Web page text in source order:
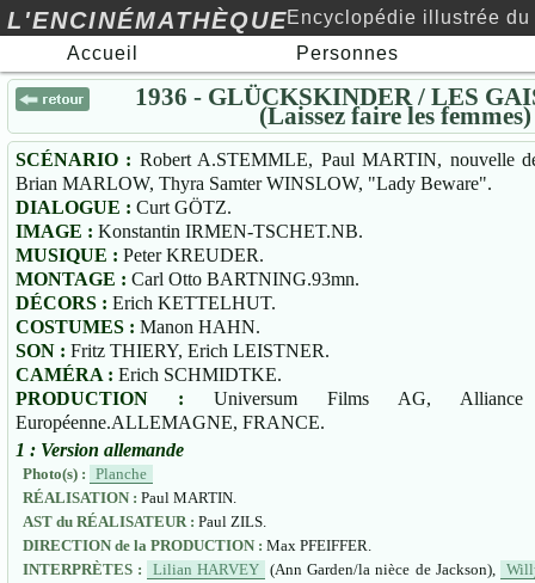
L'ENCINÉMATHÈQUEEncyclopédie illustrée du
cinéma au xxe siècle…
Accueil Personnes
1936 - GLÜCKSKINDER / LES
(Laissez faire les femmes)
SCÉNARIO : Robert A.STEMMLE, Paul MARTIN, nouvelle
Brian MARLOW, Thyra Samter WINSLOW, "Lady Beware".
DIALOGUE : Curt GÖTZ.
IMAGE : Konstantin IRMEN-TSCHET.NB.
MUSIQUE : Peter KREUDER.
MONTAGE : Carl Otto BARTNING.93mn.
DÉCORS : Erich KETTELHUT.
COSTUMES : Manon HAHN.
SON : Fritz THIERY, Erich LEISTNER.
CAMÉRA : Erich SCHMIDTKE.
PRODUCTION : Universum Films AG, Alliance
Européenne.ALLEMAGNE, FRANCE.
1 : Version allemande
Photo(s) : Planche
RÉALISATION : Paul MARTIN.
AST du RÉALISATEUR : Paul ZILS.
DIRECTION de la PRODUCTION : Max PFEIFFER.
INTERPRÈTES :
Lilian HARVEY (Ann Garden/la nièce de Jackson),